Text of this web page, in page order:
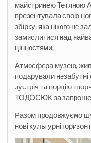
майстринею
презентувала свою
збірку, яка нікого не
замислитися над
цінностями.
Атмосфера музею,
подарували незабутні
зустріч та порцію
ТОДОСЮК за
Разом продовжуємо
нові культурні